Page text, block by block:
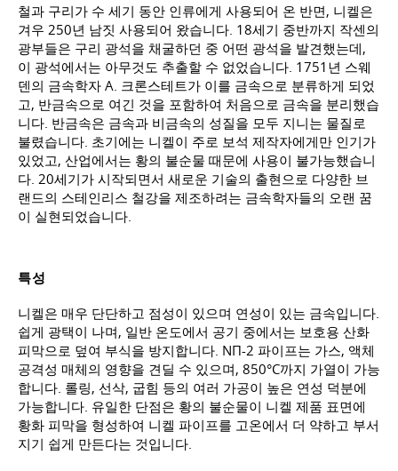
철과 구리가 수 세기 동안 인류에게 사용되어 온 반면, 니켈은
겨우 250년 남짓 사용되어 왔습니다. 18세기 중반까지 작센의
광부들은 구리 광석을 채굴하던 중 어떤 광석을 발견했는데,
이 광석에서는 아무것도 추출할 수 없었습니다. 1751년 스웨
덴의 금속학자 A. 크론스테트가 이를 금속으로 분류하게 되었
고, 반금속으로 여긴 것을 포함하여 처음으로 금속을 분리했습
니다. 반금속은 금속과 비금속의 성질을 모두 지니는 물질로
불렸습니다. 초기에는 니켈이 주로 보석 제작자에게만 인기가
있었고, 산업에서는 황의 불순물 때문에 사용이 불가능했습니
다. 20세기가 시작되면서 새로운 기술의 출현으로 다양한 브
랜드의 스테인리스 철강을 제조하려는 금속학자들의 오랜 꿈
이 실현되었습니다.
특성
니켈은 매우 단단하고 점성이 있으며 연성이 있는 금속입니다.
쉽게 광택이 나며, 일반 온도에서 공기 중에서는 보호용 산화
피막으로 덮여 부식을 방지합니다. NП-2 파이프는 가스, 액체
공격성 매체의 영향을 견딜 수 있으며, 850°C까지 가열이 가능
합니다. 롤링, 선삭, 굽힘 등의 여러 가공이 높은 연성 덕분에
가능합니다. 유일한 단점은 황의 불순물이 니켈 제품 표면에
황화 피막을 형성하여 니켈 파이프를 고온에서 더 약하고 부서
지기 쉽게 만든다는 것입니다.